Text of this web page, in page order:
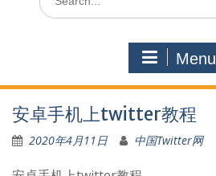
for:
Menu
安卓手机上twitter教程
2020年4月11日 中国Twitter网